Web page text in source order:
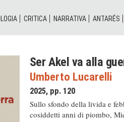
CRITICA NARRATIVA ANTARÉS
Ser Akel va alla
Umberto Lucarelli
2025, pp. 120
Sullo sfondo della livida e
cosiddetti anni di piombo,